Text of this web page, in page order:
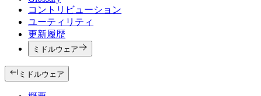
コントリビューション
ユーティリティ
更新履歴
ミドルウェア
ミドルウェア